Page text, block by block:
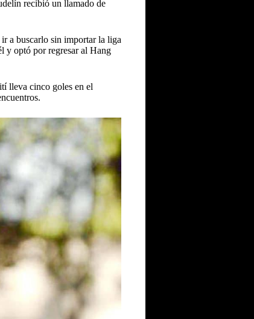
recibió un llamado de
a buscarlo sin importar la liga
y optó por regresar al Hang
lleva cinco goles en el